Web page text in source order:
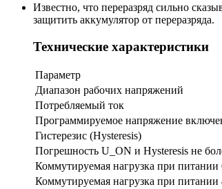
Известно, что переразряд сильно
защитить аккумулятор от переразряда.
Технические характеристики
Параметр
Диапазон рабочих напряжений
Потребляемый ток
Программируемое напряжение
Гистерезис (Hysteresis)
Погрешность U_ON и Hysteresis не
Коммутируемая нагрузка при питании
Коммутируемая нагрузка при питании